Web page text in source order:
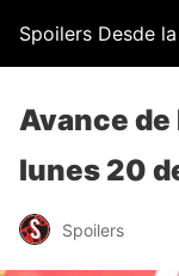
Spoilers Desde
Avance de
lunes 20
Spoilers